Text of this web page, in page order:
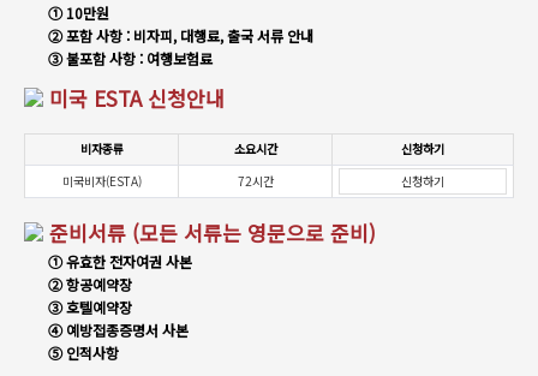
① 10만원
② 포함 사항 : 비자피, 대행료, 출국 서류 안내
③ 불포함 사항 : 여행보험료
미국 ESTA 신청안내
비자종류 소요시간
신청하기
미국비자(ESTA)
72시간 신청하기
준비서류 (모든 서류는 영문으로 준비)
① 유효한 전자여권 사본
② 항공예약장
③ 호텔예약장
④ 예방접종증명서 사본
⑤ 인적사항